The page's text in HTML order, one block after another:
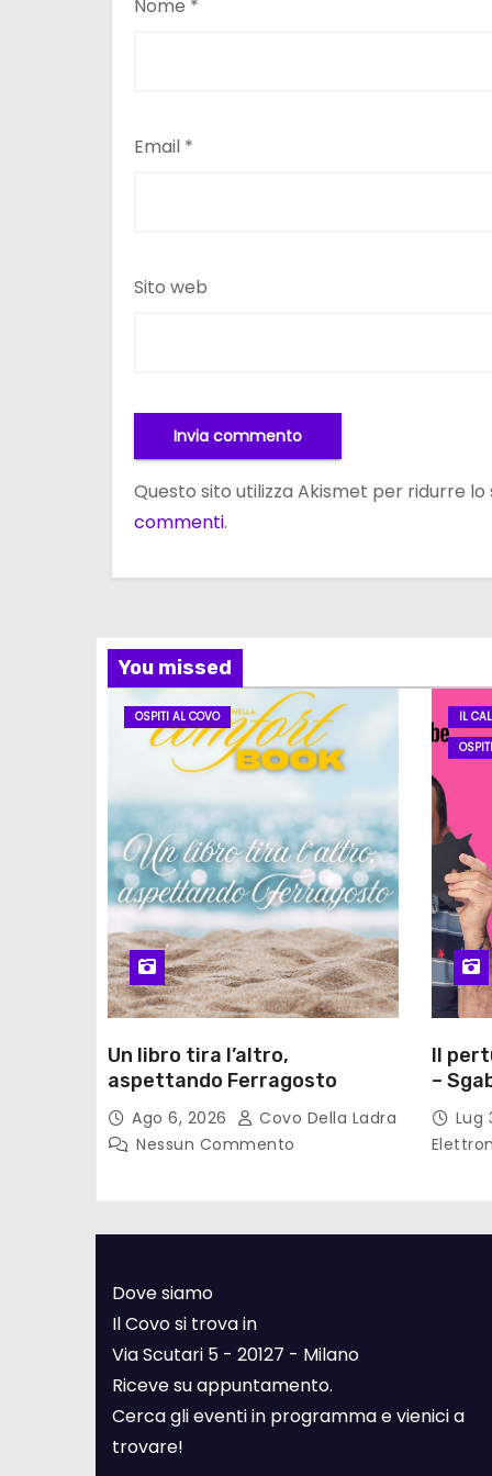
Nome *
Email *
Sito web
Questo sito utilizza Akismet per ridurre lo
commenti.
You missed
OSPITI AL COVO
Un libro tira l’altro,
aspettando Ferragosto
Ago 6, 2026
Covo Della Ladra
Nessun Commento
IL
Il
–
Lug
Dove siamo
Il Covo si trova in
Via Scutari 5 - 20127 - Milano
Riceve su appuntamento.
Cerca gli eventi in programma e vienici a
trovare!